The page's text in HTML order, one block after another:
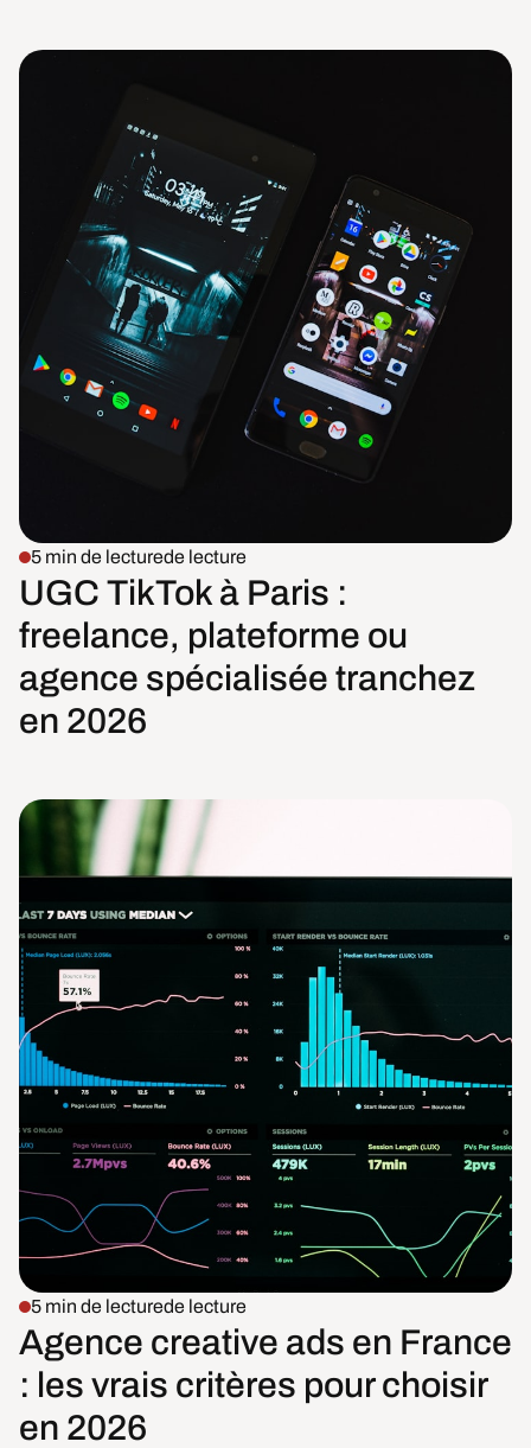
5 min de lecturede lecture
UGC TikTok à Paris :
freelance, plateforme ou
agence spécialisée tranchez
en 2026
5 min de lecturede lecture
Agence creative ads en France
: les vrais critères pour choisir
en 2026